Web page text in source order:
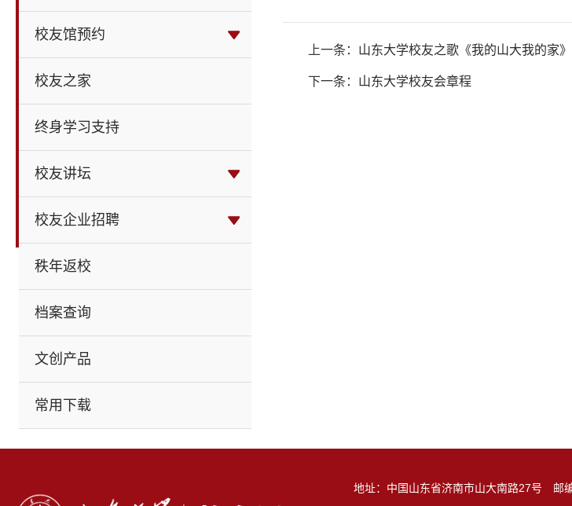
校友馆预约
校友之家
终身学习支持
校友讲坛
校友企业招聘
秩年返校
档案查询
文创产品
常用下载
上一条： 山东大学校友之歌《我的山大我的家
下一条： 山东大学校友会章程
地址：中国山东省济南市山大南路27号 邮